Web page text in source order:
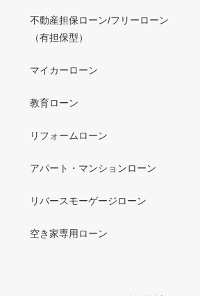
不動産担保ローン/フリーローン
（有担保型）
マイカーローン
教育ローン
リフォームローン
アパート・マンションローン
リバースモーゲージローン
空き家専用ローン